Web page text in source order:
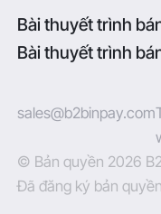
Bài thuyết trình
Bài thuyết trình
© Bản quyền 2026
Đã đăng ký bản
sales@b2binpay.com